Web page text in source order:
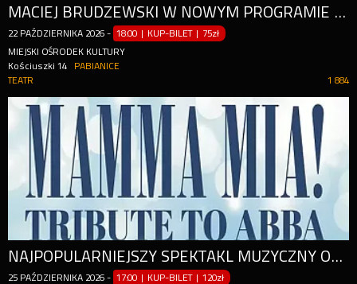
MACIEJ BRUDZEWSKI W NOWYM PROGRAMIE "PODAJ DALEJ"
22 PAŹDZIERNIKA 2026 - 18:00 | KUP-BILET | 75zł
MIEJSKI OŚRODEK KULTURY
Kościuszki 14
PABIANICE
1 884
TEATR
NAJPOPULARNIEJSZY SPEKTAKL MUZYCZNY OSTATNIEJ DEKADY
25 PAŹDZIERNIKA 2026 - 17:00 | KUP-BILET |120zł